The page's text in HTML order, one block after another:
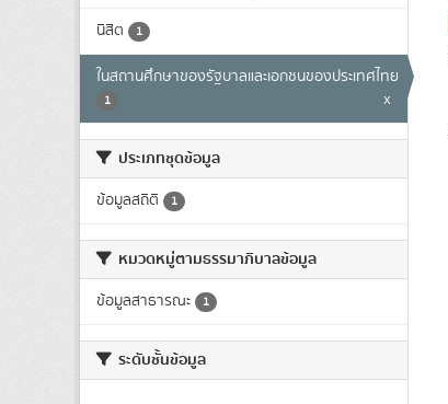
นิสิต 1
ในสถานศึกษาของรัฐบาลและเอกชนของประเทศไทย
1 x
ประเภทชุดข้อมูล
ข้อมูลสถิติ 1
หมวดหมู่ตามธรรมาภิบาลข้อมูล
ข้อมูลสาธารณะ 1
ระดับชั้นข้อมูล